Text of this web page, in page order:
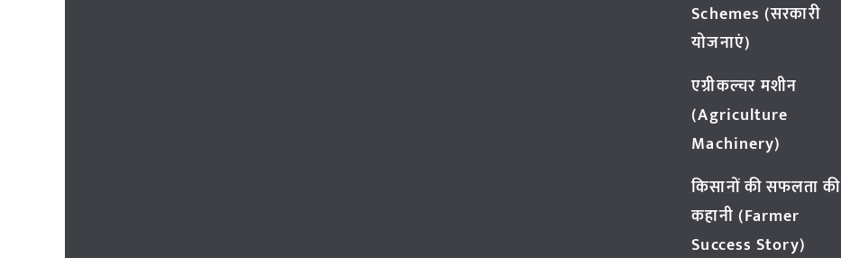
Schemes (सरकारी
योजनाएं)
एग्रीकल्चर मशीन
(Agriculture
Machinery)
किसानों की सफलता की
कहानी (Farmer
Success Story)